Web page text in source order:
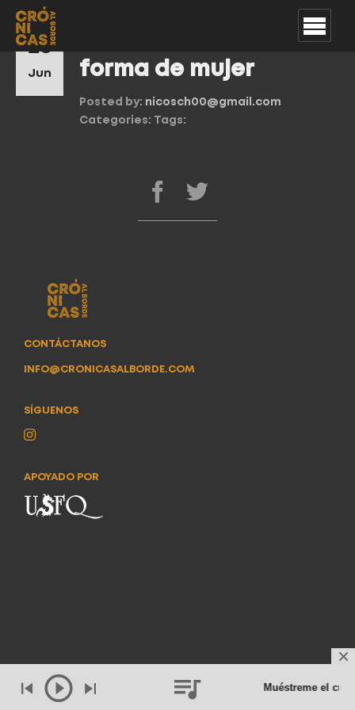
forma de mujer
Posted by: nicosch00@gmail.com
Categories: Tags:
28
Jun
CONTÁCTANOS
INFO@CRONICASALBORDE.COM
SÍGUENOS
APOYADO POR
Muéstreme el